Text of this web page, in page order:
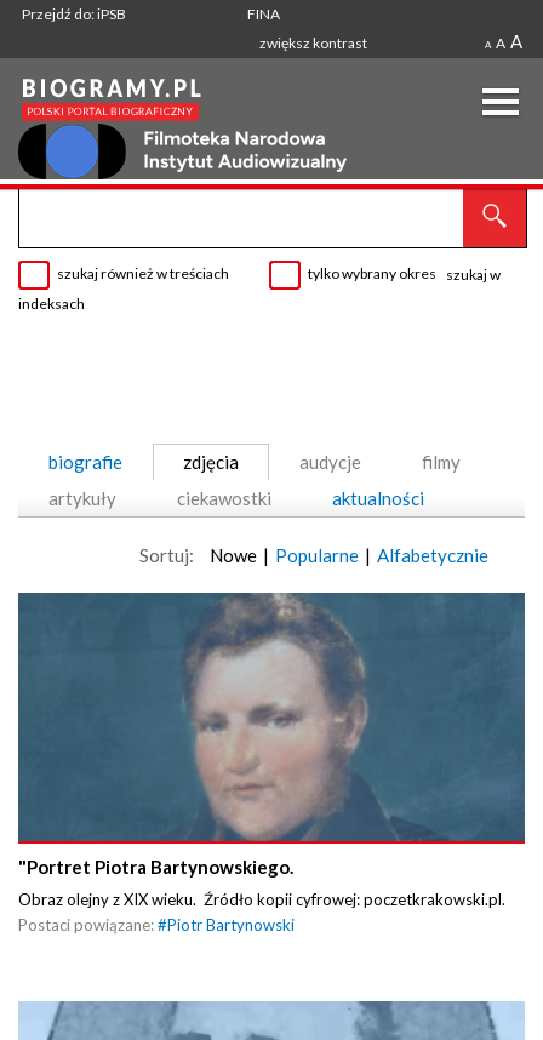
Przejdź do: iPSB
FINA
zwiększ kontrast
A A A
szukaj również w treściach tylko wybrany okres
szukaj w
indeksach
biografie zdjęcia audycje
filmy
artykuły
ciekawostki aktualności
Sortuj: Nowe | Popularne | Alfabetycznie
"Portret Piotra Bartynowskiego.
Obraz olejny z XIX wieku. Źródło kopii cyfrowej: poczetkrakowski.pl.
Postaci powiązane:#Piotr Bartynowski